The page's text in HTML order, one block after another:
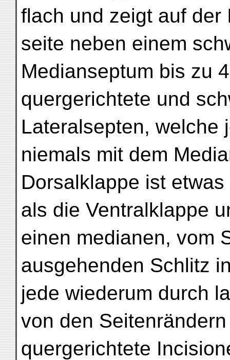
flach und zeigt auf der
seite neben einem
Medianseptum bis zu
quergerichtete und
Lateralsepten, welche
niemals mit dem
Dorsalklappe ist
als die Ventralklappe
einen medianen, vom
ausgehenden Schlitz
jede wiederum durch
von den
quergerichtete